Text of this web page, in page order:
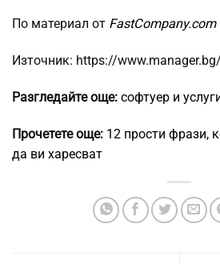
По материал от FastCompany.com
Източник: https://www.manager.bg/
Разгледайте още: софтуер и
Прочетете още: 12 прости фрази,
да ви харесват